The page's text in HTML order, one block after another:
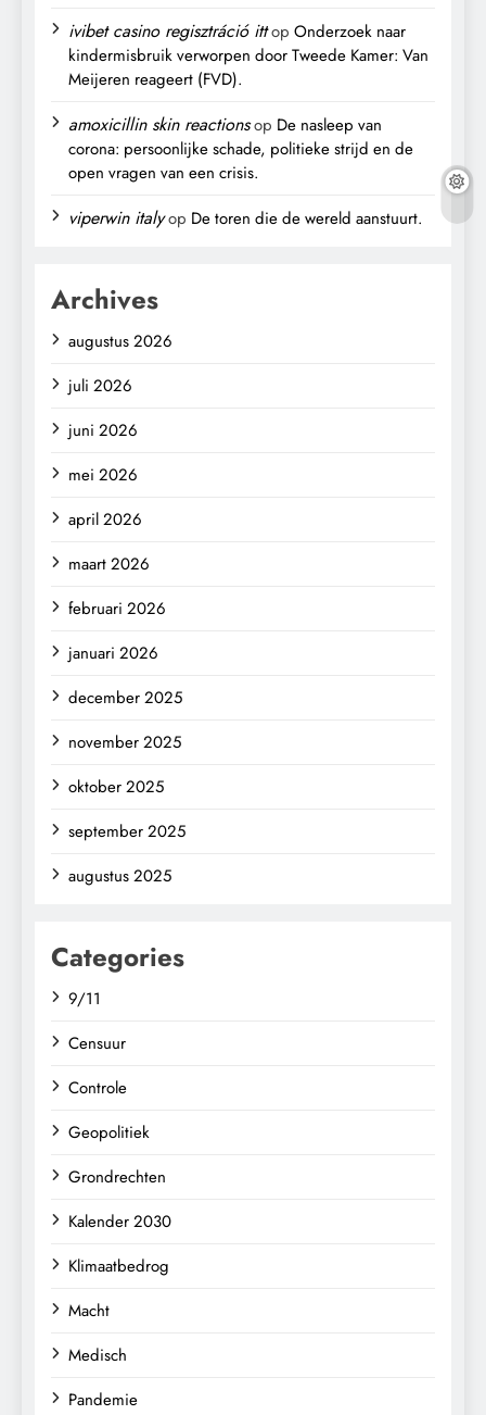
ivibet casino regisztráció ittop Onderzoek naar
kindermisbruik verworpen door Tweede Kamer: Van
Meijeren reageert (FVD).
amoxicillin skin reactionsop De nasleep van
corona: persoonlijke schade, politieke strijd en de
open vragen van een crisis.
viperwin italyop De toren die de wereld aanstuurt.
Archives
augustus 2026
juli 2026
juni 2026
mei 2026
april 2026
maart 2026
februari 2026
januari 2026
december 2025
november 2025
oktober 2025
september 2025
augustus 2025
Categories
9/11
Censuur
Controle
Geopolitiek
Grondrechten
Kalender 2030
Klimaatbedrog
Macht
Medisch
Pandemie